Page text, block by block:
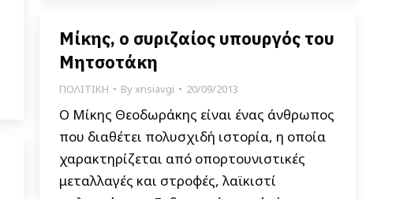
Μίκης, ο συριζαίος υπουργός του
Μητσοτάκη
ΠΟΛΙΤΙΚΗ Byxrisiavgi 20/09/2013
Ο Μίκης Θεοδωράκης είναι ένας άνθρωπος
που διαθέτει πολυσχιδή ιστορία, η οποία
χαρακτηρίζεται από οπορτουνιστικές
μεταλλαγές και στροφές, λαϊκιστί